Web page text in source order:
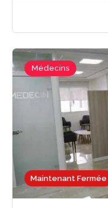
Maintenant Fermée
Médecins